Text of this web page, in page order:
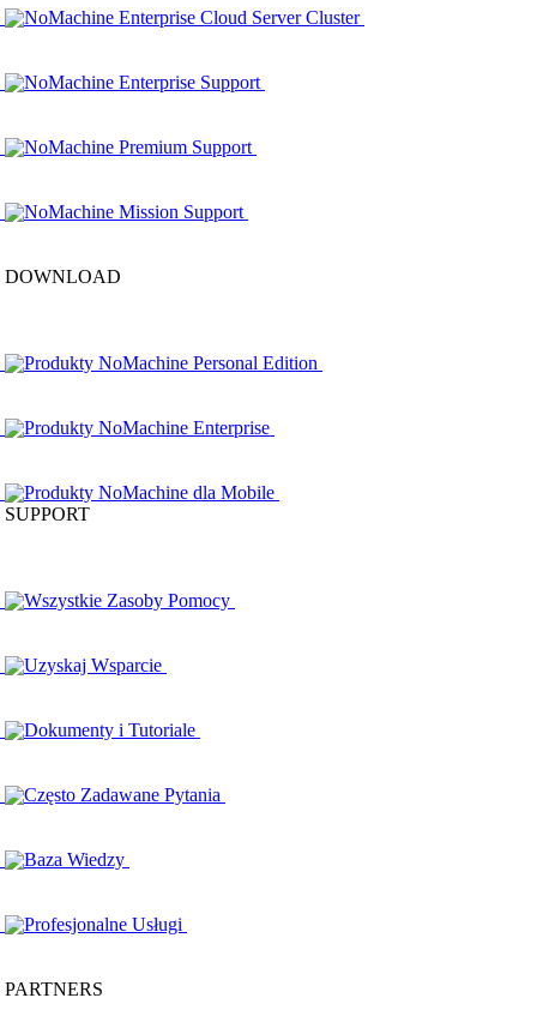
NoMachine Enterprise Cloud Server Cluster
NoMachine Enterprise Support
NoMachine Premium Support
NoMachine Mission Support
DOWNLOAD
Produkty NoMachine Personal Edition
Produkty NoMachine Enterprise
Produkty NoMachine dla Mobile
SUPPORT
Wszystkie Zasoby Pomocy
Uzyskaj Wsparcie
Dokumenty i Tutoriale
Często Zadawane Pytania
Baza Wiedzy
Profesjonalne Usługi
PARTNERS